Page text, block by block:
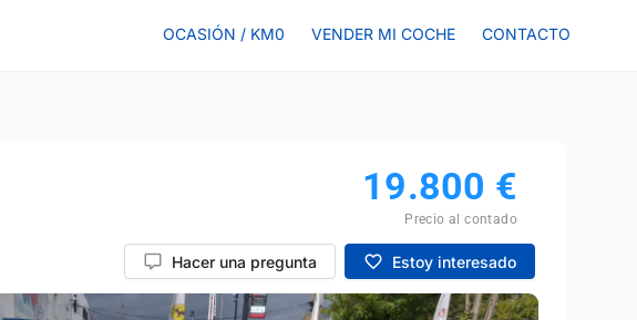
OCASIÓN / KM0 VENDER MI COCHE CONTACTO
19.800 €
Precio al contado
Hacer una pregunta Estoy interesado